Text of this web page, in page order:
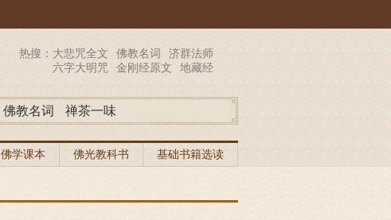
热搜： 大悲咒全文 佛教名词
济群法师
六字大明咒
金刚经原文 地藏经
佛教名词 禅茶一味
佛学课本 佛光教科书 基础书籍选读